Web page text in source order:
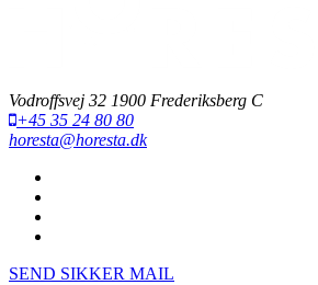
Vodroffsvej 32 1900 Frederiksberg C
+45 35 24 80 80
horesta@horesta.dk
SEND SIKKER MAIL